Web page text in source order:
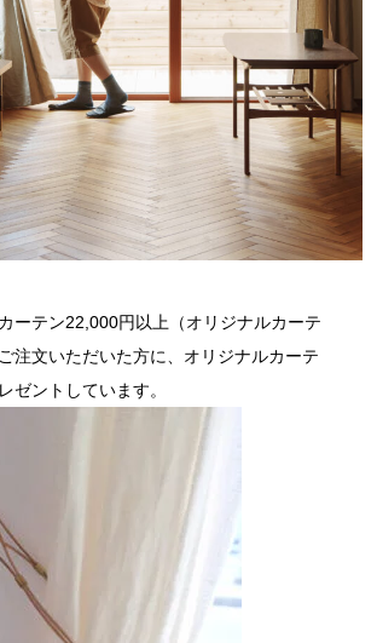
ーテン22,000円以上（オリジナルカーテ
注文いただいた方に、オリジナルカーテ
ゼントしています。